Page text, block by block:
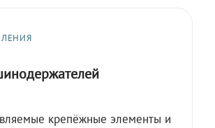
крепёжные элементы и